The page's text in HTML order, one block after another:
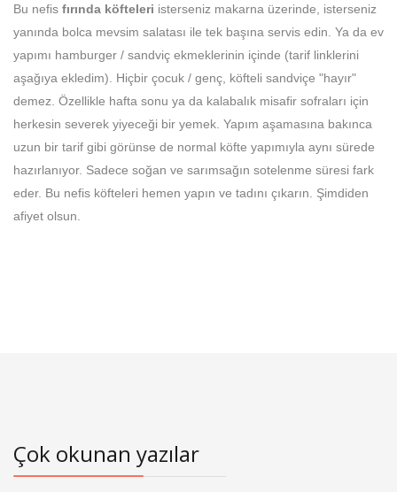
Bu nefis fırında köfteleri isterseniz makarna üzerinde, isterseniz
yanında bolca mevsim salatası ile tek başına servis edin. Ya da ev
yapımı hamburger / sandviç ekmeklerinin içinde (tarif linklerini
aşağıya ekledim). Hiçbir çocuk / genç, köfteli sandviçe "hayır"
demez. Özellikle hafta sonu ya da kalabalık misafir sofraları için
herkesin severek yiyeceği bir yemek. Yapım aşamasına bakınca
uzun bir tarif gibi görünse de normal köfte yapımıyla aynı sürede
hazırlanıyor. Sadece soğan ve sarımsağın sotelenme süresi fark
eder. Bu nefis köfteleri hemen yapın ve tadını çıkarın. Şimdiden
afiyet olsun.
Çok okunan yazılar